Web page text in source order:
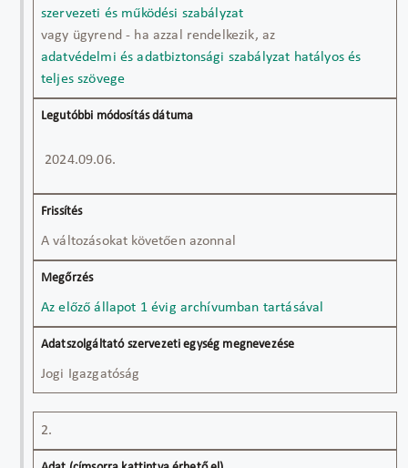
szervezeti és működési szabályzat
vagy ügyrend - ha azzal rendelkezik, az
adatvédelmi és adatbiztonsági szabályzat hatályos és
teljes szövege
2024.09.06.
A változásokat követően azonnal
Az előző állapot 1 évig archívumban tartásával
Jogi Igazgatóság
2.